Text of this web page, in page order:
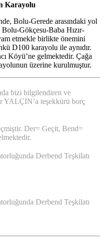
Karayolu
Bolu-Gerede arasındaki yol
Gökçesu-Baba Hızır-
etmekle birlikte önemini
D100 karayolu ile aynıdır.
Köyü’ne gelmektedir. Çağa
üzerine kurulmuştur.
bizi bilgilendiren ve
YALÇIN’a teşekkürü borç
Der= Geçit, Bend=
Derbend Teşkilatı
Derbend Teşkilatı